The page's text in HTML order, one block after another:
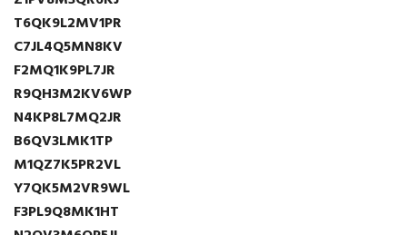
T6QK9L2MV1PR
C7JL4Q5MN8KV
F2MQ1K9PL7JR
R9QH3M2KV6WP
N4KP8L7MQ2JR
B6QV3LMK1TP
M1QZ7K5PR2VL
Y7QK5M2VR9WL
F3PL9Q8MK1HT